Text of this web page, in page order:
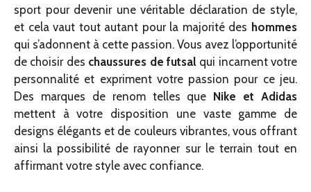
sport pour devenir une véritable déclaration de style,
et cela vaut tout autant pour la majorité des hommes
qui s’adonnent à cette passion. Vous avez l’opportunité
de choisir des chaussures de futsal qui incarnent votre
personnalité et expriment votre passion pour ce jeu.
Des marques de renom telles que Nike et Adidas
mettent à votre disposition une vaste gamme de
designs élégants et de couleurs vibrantes, vous offrant
ainsi la possibilité de rayonner sur le terrain tout en
affirmant votre style avec confiance.